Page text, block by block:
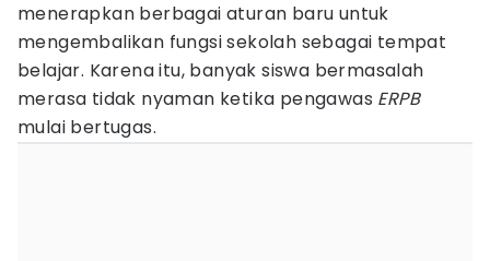
menerapkan berbagai aturan baru untuk
mengembalikan fungsi sekolah sebagai tempat
belajar. Karena itu, banyak siswa bermasalah
merasa tidak nyaman ketika pengawas ERPB
mulai bertugas.